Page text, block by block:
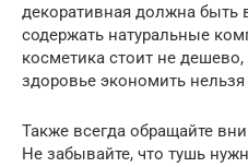
декоративная должна быть
содержать натуральные
косметика стоит не
здоровье экономить нельзя
Также всегда обращайте
Не забывайте, что тушь